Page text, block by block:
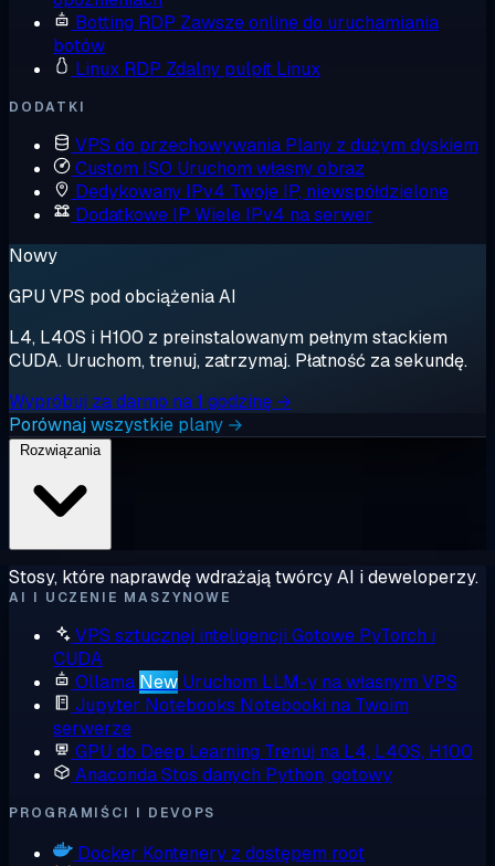
Botting RDP Zawsze online do uruchamiania
botów
Linux RDP Zdalny pulpit Linux
DODATKI
VPS do przechowywania Plany z dużym dyskiem
Custom ISO Uruchom własny obraz
Dedykowany IPv4 Twoje IP, niewspółdzielone
Dodatkowe IP Wiele IPv4 na serwer
Nowy
GPU VPS pod obciążenia AI
L4, L40S i H100 z preinstalowanym pełnym stackiem
CUDA. Uruchom, trenuj, zatrzymaj. Płatność za sekundę.
Wypróbuj za darmo na 1 godzinę →
Porównaj wszystkie plany →
Rozwiązania
Stosy, które naprawdę wdrażają twórcy AI i deweloperzy.
AI I UCZENIE MASZYNOWE
VPS sztucznej inteligencji Gotowe PyTorch i
CUDA
Ollama New Uruchom LLM-y na własnym VPS
Jupyter Notebooks Notebooki na Twoim
serwerze
GPU do Deep Learning Trenuj na L4, L40S, H100
AnacondaStos danych Python, gotowy
PROGRAMIŚCI I DEVOPS
Docker Kontenery z dostępem root